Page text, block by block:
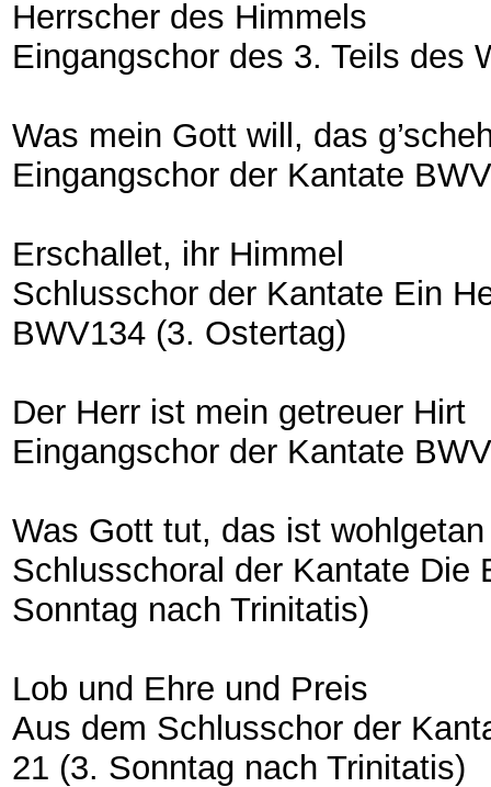
Herrscher des Himmels
Eingangschor des 3. Teils des
Was mein Gott will, das
Eingangschor der Kantate
Erschallet, ihr Himmel
Schlusschor der Kantate Ein
BWV134 (3. Ostertag)
Der Herr ist mein getreuer Hirt
Eingangschor der Kantate
Was Gott tut, das ist wohlgetan
Schlusschoral der Kantate Die
Sonntag nach Trinitatis)
Lob und Ehre und Preis
Aus dem Schlusschor der
21 (3. Sonntag nach Trinitatis)